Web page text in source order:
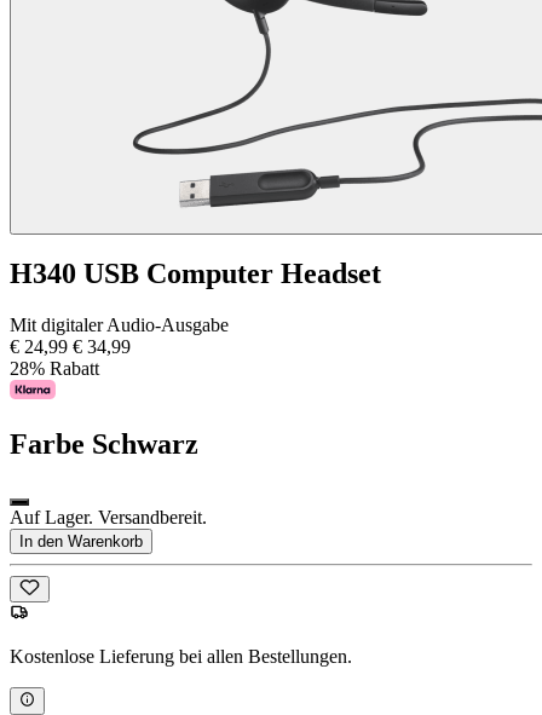
H340 USB Computer Headset
Mit digitaler Audio-Ausgabe
€ 24,99 € 34,99
28% Rabatt
Farbe Schwarz
Auf Lager. Versandbereit.
In den Warenkorb
Kostenlose Lieferung bei allen Bestellungen.